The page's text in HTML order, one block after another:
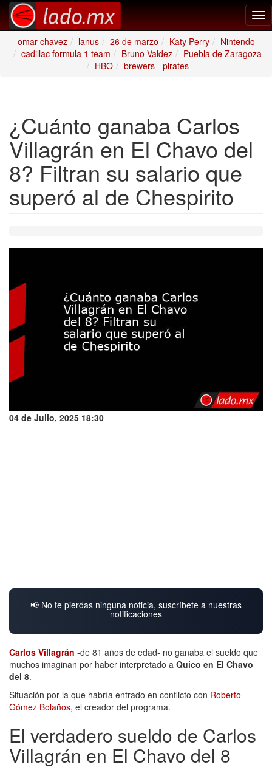
omar chavez
lanus 26 de marzo Katy Perry
Nintendo
cadillac formula 1 team
Bruno Valdez
Puebla de Zaragoza
HBO
brewers - pirates
¿Cuánto ganaba Carlos
Villagrán en El Chavo del
8? Filtran su salario que
superó al de Chespirito
04 de Julio, 2025 18:30
📢 No te pierdas ninguna noticia, suscríbete a nuestras
notificaciones
Carlos Villagrán -de 81 años de edad- no ganaba el sueldo que
muchos imaginan por haber interpretado a Quico en El Chavo
del 8.
Situación por la que habría entrado en conflicto con Roberto
Gómez Bolaños, el creador del programa.
El verdadero sueldo de Carlos
Villagrán en El Chavo del 8